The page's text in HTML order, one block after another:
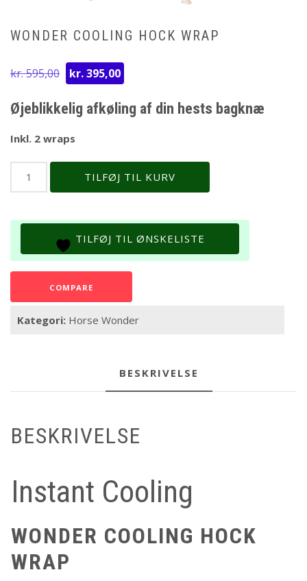
WONDER COOLING HOCK WRAP
kr.595,00
Den
oprindelige
pris
var:
kr. 595,00.
kr.395,00
pris
er:
Øjeblikkelig afkøling af din hests bagknæ
Inkl. 2 wraps
Wonder
Cooling
antal
TILFØJ TIL KURV
TILFØJ TIL ØNSKELISTE
COMPARE
Kategori: Horse Wonder
BESKRIVELSE
BESKRIVELSE
Instant Cooling
WONDER COOLING HOCK
WRAP